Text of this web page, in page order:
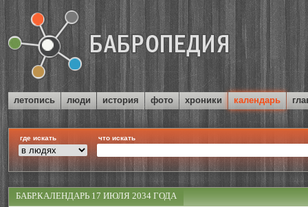
летопись люди история фото хроники календарь
где искать что искать
БАБР.КАЛЕНДАРЬ 17 ИЮЛЯ 2034 ГОДА